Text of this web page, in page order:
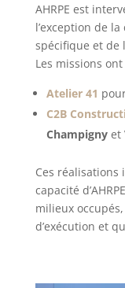
AHRPE est
l’exception de
spécifique et de
Les missions
Atelier 41
C2B
Champignyet
Ces
capacité
milieux
d’exécution et